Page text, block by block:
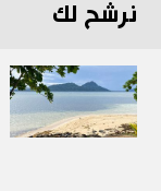
اقتصاد
نرشح لك